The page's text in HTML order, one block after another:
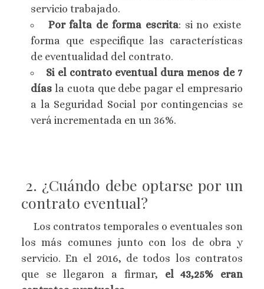
servicio trabajado.
Por falta de forma escrita: si no existe
forma que especifique las características
de eventualidad del contrato.
Si el contrato eventual dura menos de 7
días la cuota que debe pagar el empresario
a la Seguridad Social por contingencias se
verá incrementada en un 36%.
2. ¿Cuándo debe optarse por un
contrato eventual?
Los contratos temporales o eventuales son
los más comunes junto con los de obra y
servicio. En el 2016, de todos los contratos
que se llegaron a firmar, el 43,25% eran